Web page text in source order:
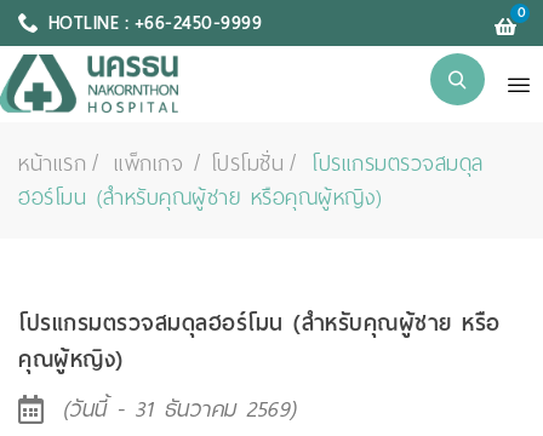
HOTLINE : +66-2450-9999 0
หน้าแรก แพ็กเกจ / โปรโมชั่น
โปรแกรมตรวจสมดุล
ฮอร์โมน (สำหรับคุณผู้ชาย หรือคุณผู้หญิง)
โปรแกรมตรวจสมดุลฮอร์โมน (สำหรับคุณผู้ชาย หรือ
คุณผู้หญิง)
(วันนี้ - 31 ธันวาคม 2569)